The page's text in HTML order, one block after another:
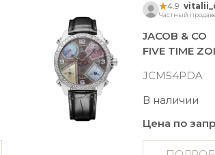
4.9
Частный
JACOB & CO
FIVE TIME
JCM54PDA
В наличии
Цена по